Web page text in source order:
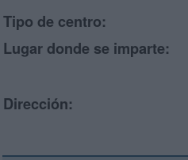
Tipo de centro:
Lugar donde se imparte:
Dirección: